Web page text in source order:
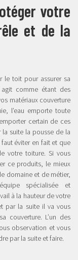
votre
et de la
le toit pour assurer sa
comme étant des
matériaux couverture
l’eau emporte toute
certain de ces
la suite la pousse de la
faut éviter en fait et que
votre toiture. Si vous
ce produits, le mieux
domaine et de métier,
spécialisée et
à la hauteur de votre
par la suite il va vous
couverture. L’un des
observation et vous
par la suite et faire.